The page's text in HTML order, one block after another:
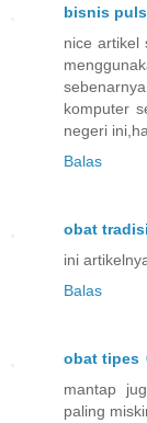
bisnis
nice artikel
komputer
negeri
Balas
obat
ini
Balas
obat tipes
mantap
paling